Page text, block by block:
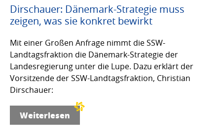
Dirschauer: Dänemark-Strategie muss
zeigen, was sie konkret bewirkt
Mit einer Großen Anfrage nimmt die SSW-
Landtagsfraktion die Dänemark-Strategie der
Landesregierung unter die Lupe. Dazu erklärt der
Vorsitzende der SSW-Landtagsfraktion, Christian
Dirschauer:
Weiterlesen